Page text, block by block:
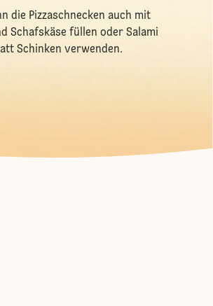
die Pizzaschnecken auch mit
Schafskäse füllen oder Salami
Schinken verwenden.